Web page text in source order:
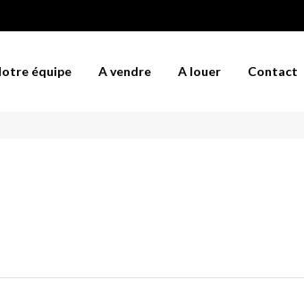
équipe A vendre A louer Contact